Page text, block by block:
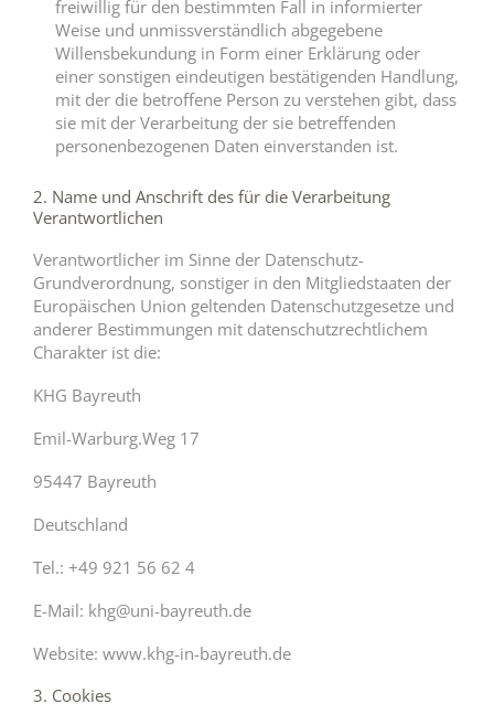
freiwillig für den bestimmten Fall in informierter
Weise und unmissverständlich abgegebene
Willensbekundung in Form einer Erklärung oder
einer sonstigen eindeutigen bestätigenden Handlung,
mit der die betroffene Person zu verstehen gibt, dass
sie mit der Verarbeitung der sie betreffenden
personenbezogenen Daten einverstanden ist.
2. Name und Anschrift des für die Verarbeitung
Verantwortlichen
Verantwortlicher im Sinne der Datenschutz-
Grundverordnung, sonstiger in den Mitgliedstaaten der
Europäischen Union geltenden Datenschutzgesetze und
anderer Bestimmungen mit datenschutzrechtlichem
Charakter ist die:
KHG Bayreuth
Emil-Warburg.Weg 17
95447 Bayreuth
Deutschland
Tel.: +49 921 56 62 4
E-Mail: khg@uni-bayreuth.de
Website: www.khg-in-bayreuth.de
3. Cookies